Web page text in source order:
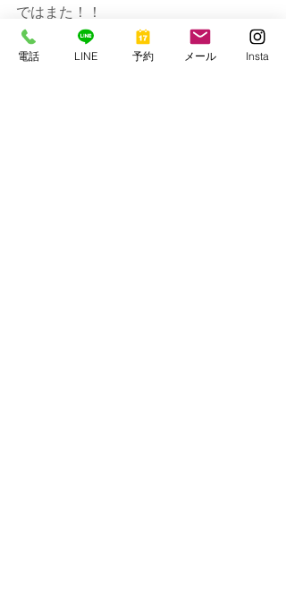
ではまた！！
串本マリンセンター
電話 LINE 予約 メール Insta